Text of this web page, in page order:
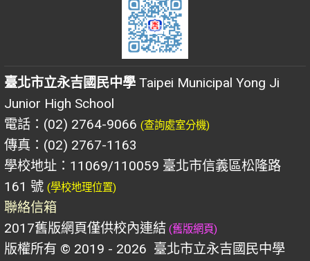
臺北市立永吉國民中學 Taipei Municipal Yong Ji
Junior High School
電話：(02) 2764-9066 (查詢處室分機)
傳真：(02) 2767-1163
學校地址：11069/110059 臺北市信義區松隆路
161 號 (學校地理位置)
聯絡信箱
2017舊版網頁僅供校內連結 (舊版網頁)
版權所有 © 2019 - 2026 臺北市立永吉國民中學